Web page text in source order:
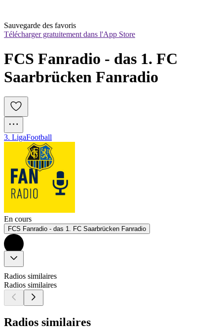
Sauvegarde des favoris
Télécharger gratuitement dans l'App Store
FCS Fanradio - das 1. FC
Saarbrücken Fanradio
3. LigaFootball
En cours
FCS Fanradio - das 1. FC Saarbrücken Fanradio
Radios similaires
Radios similaires
Radios similaires